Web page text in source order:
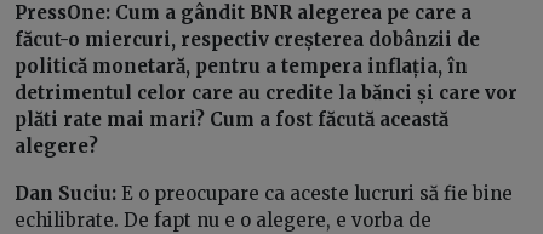
PressOne: Cum a gândit BNR alegerea pe care a
făcut-o miercuri, respectiv creșterea dobânzii de
politică monetară, pentru a tempera inflația, în
detrimentul celor care au credite la bănci și care vor
plăti rate mai mari? Cum a fost făcută această
alegere?
Dan Suciu: E o preocupare ca aceste lucruri să fie bine
echilibrate. De fapt nu e o alegere, e vorba de